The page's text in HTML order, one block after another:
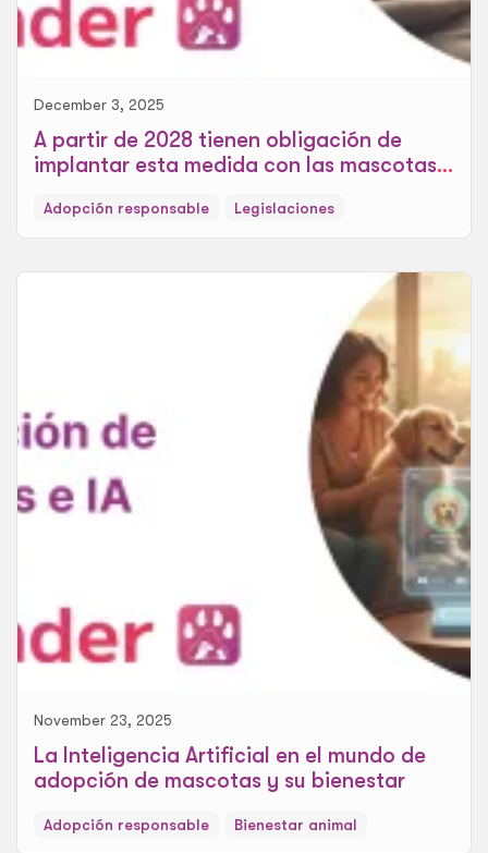
December 3, 2025
A partir de 2028 tienen obligación de
implantar esta medida con las mascotas,
Adopción responsable Legislaciones
November 23, 2025
La Inteligencia Artificial en el mundo de
adopción de mascotas y su bienestar
Adopción responsable Bienestar animal